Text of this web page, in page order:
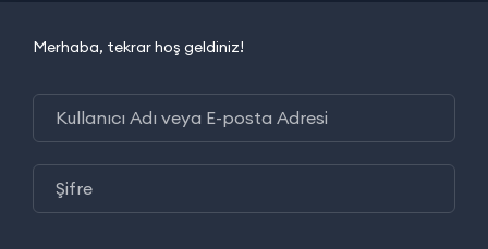
Merhaba, tekrar hoş geldiniz!